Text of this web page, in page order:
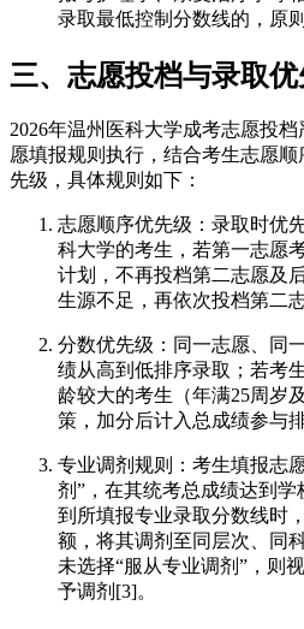
录取最低控制分数线的，原
三、志愿投档与录取
2026年温州医科大学成考志愿投
愿填报规则执行，结合考生志愿
先级，具体规则如下：
志愿顺序优先级：录取时优
科大学的考生，若第一志愿
计划，不再投档第二志愿及
生源不足，再依次投档第二
分数优先级：同一志愿、同
绩从高到低排序录取；若考
龄较大的考生（年满25周岁
策，加分后计入总成绩参与
专业调剂规则：考生填报志
剂”，在其统考总成绩达到
到所填报专业录取分数线时
额，将其调剂至同层次、同
未选择“服从专业调剂”，则
予调剂[3]。